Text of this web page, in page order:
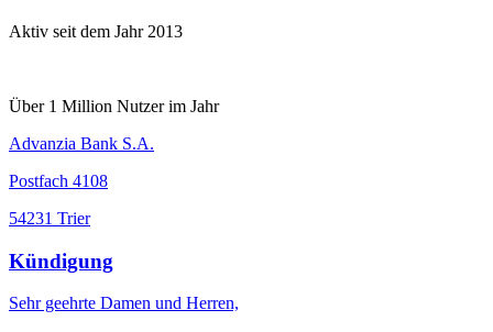
Aktiv seit dem Jahr 2013
Über 1 Million Nutzer im Jahr
Advanzia Bank S.A.
Postfach 4108
54231 Trier
Kündigung
Sehr geehrte Damen und Herren,